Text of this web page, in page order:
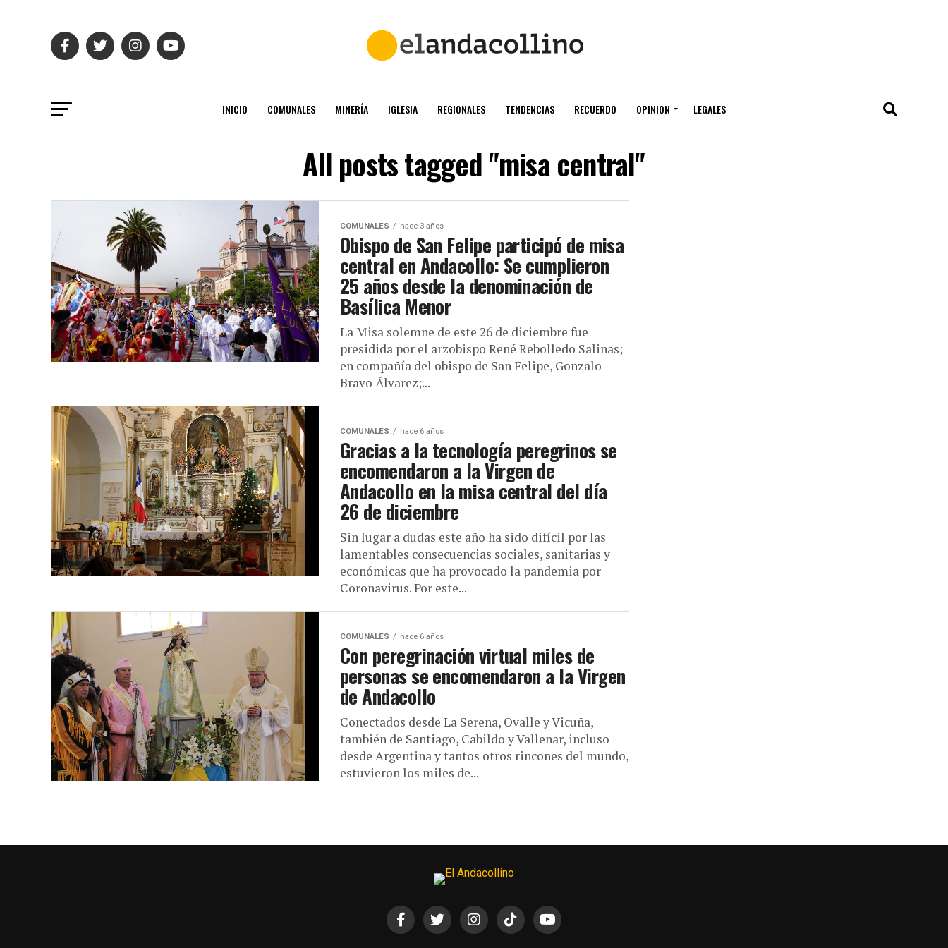
INICIO COMUNALES MINERÍA IGLESIA REGIONALES TENDENCIAS RECUERDO OPINION LEGALES
All posts tagged "misa central"
COMUNALES hace 3 años
Obispo de San Felipe participó de misa
central en Andacollo: Se cumplieron
25 años desde la denominación de
Basílica Menor
La Misa solemne de este 26 de diciembre fue
presidida por el arzobispo René Rebolledo Salinas;
en compañía del obispo de San Felipe, Gonzalo
Bravo Álvarez;...
COMUNALES hace 6 años
Gracias a la tecnología peregrinos se
encomendaron a la Virgen de
Andacollo en la misa central del día
26 de diciembre
Sin lugar a dudas este año ha sido difícil por las
lamentables consecuencias sociales, sanitarias y
económicas que ha provocado la pandemia por
Coronavirus. Por este...
COMUNALES hace 6 años
Con peregrinación virtual miles de
personas se encomendaron a la Virgen
de Andacollo
Conectados desde La Serena, Ovalle y Vicuña,
también de Santiago, Cabildo y Vallenar, incluso
desde Argentina y tantos otros rincones del mundo,
estuvieron los miles de...